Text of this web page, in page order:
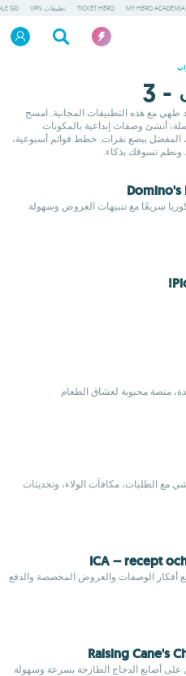
MY HERO ACADEMIA
TICKET HERO تطبيقات VPN GD
3
مع هذه التطبيقات المجانية. امسح
أنشئ وصفات إبداعية بالمكونات
ببضع نقرات. خطط قوائم أسبوعية،
ونظم تسوقك بذكاء.
Domino's
سريعًا مع تنبيهات العروض وسهولة
منصة محبوبة لعشاق الطعام
مع الطلبات، مكافآت الولاء، وتحديثات
ICA – recept
أفكار الوصفات والعروض المخصصة والدفع
Raising Cane's
أصابع الدجاج الطازجة بسرعة وسهولة